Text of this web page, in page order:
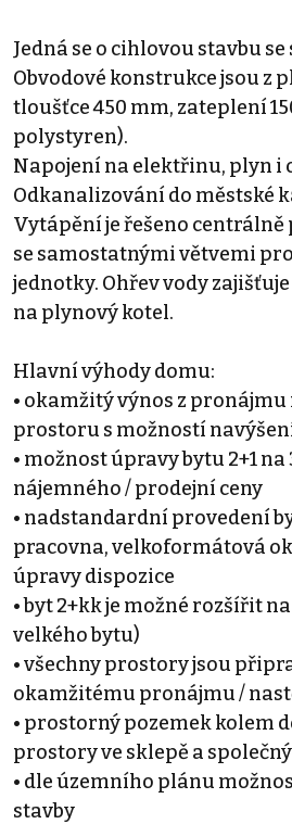
Jedná se o cihlovou stavbu
Obvodové konstrukce jsou z
tloušťce 450 mm, zateplení
polystyren).
Napojení na elektřinu, plyn i
Odkanalizování do městské
Vytápění je řešeno
se samostatnými větvemi
jednotky. Ohřev vody
na plynový kotel.
Hlavní výhody domu:
• okamžitý výnos z
prostoru s možností
• možnost úpravy bytu 2+1
nájemného / prodejní ceny
• nadstandardní provedení
pracovna, velkoformátová
úpravy dispozice
• byt 2+kk je možné rozšířit
velkého bytu)
• všechny prostory jsou
okamžitému pronájmu /
• prostorný pozemek kolem
prostory ve sklepě a
• dle územního plánu
stavby